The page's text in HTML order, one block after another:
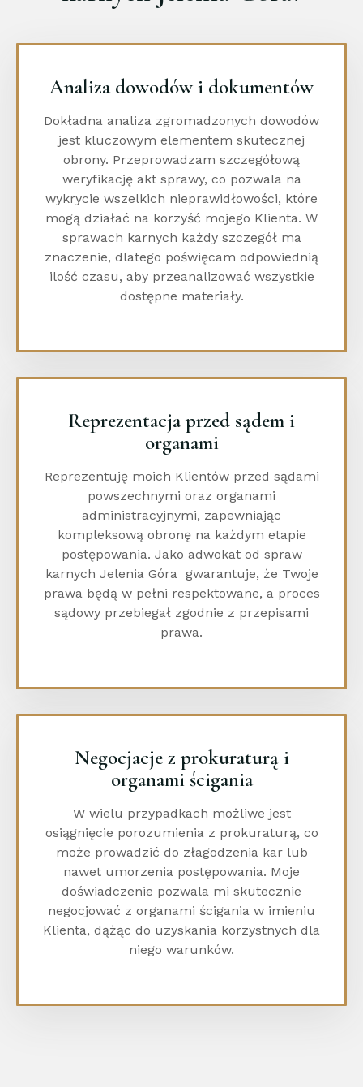
Analiza dowodów i dokumentów
Dokładna analiza zgromadzonych dowodów
jest kluczowym elementem skutecznej
obrony. Przeprowadzam szczegółową
weryfikację akt sprawy, co pozwala na
wykrycie wszelkich nieprawidłowości, które
mogą działać na korzyść mojego Klienta. W
sprawach karnych każdy szczegół ma
znaczenie, dlatego poświęcam odpowiednią
ilość czasu, aby przeanalizować wszystkie
dostępne materiały.
Reprezentacja przed sądem i
organami
Reprezentuję moich Klientów przed sądami
powszechnymi oraz organami
administracyjnymi, zapewniając
kompleksową obronę na każdym etapie
postępowania. Jako adwokat od spraw
karnych Jelenia Góra gwarantuje, że Twoje
prawa będą w pełni respektowane, a proces
sądowy przebiegał zgodnie z przepisami
prawa.
Negocjacje z prokuraturą i
organami ścigania
W wielu przypadkach możliwe jest
osiągnięcie porozumienia z prokuraturą, co
może prowadzić do złagodzenia kar lub
nawet umorzenia postępowania. Moje
doświadczenie pozwala mi skutecznie
negocjować z organami ścigania w imieniu
Klienta, dążąc do uzyskania korzystnych dla
niego warunków.